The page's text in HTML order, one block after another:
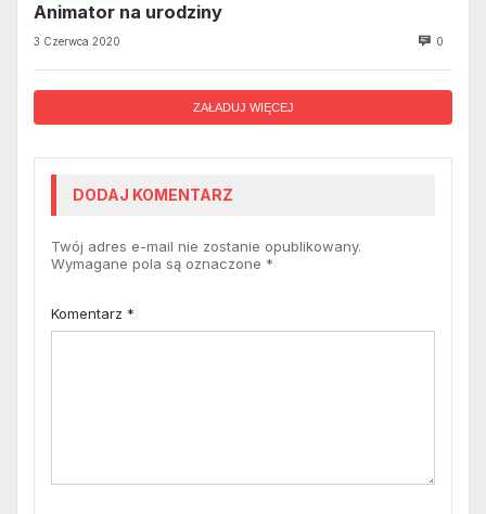
Animator na urodziny
3 Czerwca 2020 0
ZAŁADUJ WIĘCEJ
DODAJ KOMENTARZ
Twój adres e-mail nie zostanie opublikowany.
Wymagane pola są oznaczone *
Komentarz *